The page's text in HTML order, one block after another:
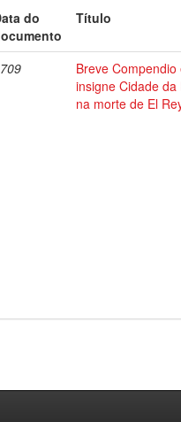
do
Título
Breve
insigne Cidade
na morte de El